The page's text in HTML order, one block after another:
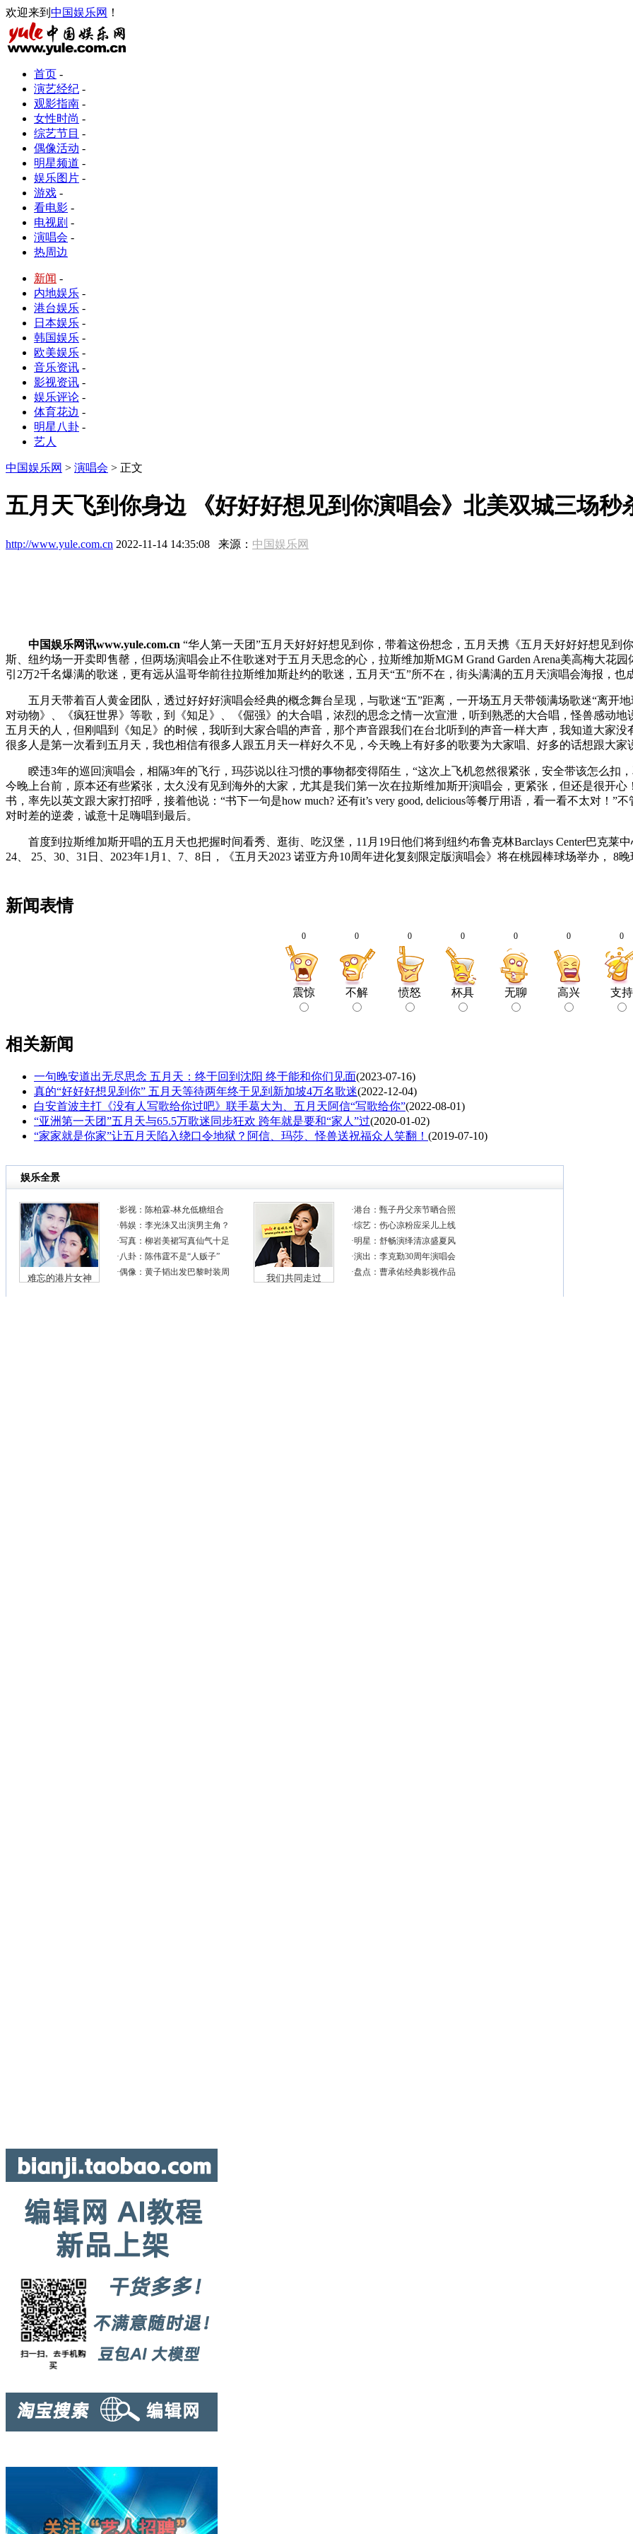
欢迎来到 中国娱乐网 ！
首页 -
演艺经纪 -
观影指南 -
女性时尚 -
综艺节目 -
偶像活动 -
明星频道 -
娱乐图片 -
游戏 -
看电影 -
电视剧 -
演唱会 -
热周边
新闻 -
内地娱乐 -
港台娱乐 -
日本娱乐 -
韩国娱乐 -
欧美娱乐 -
音乐资讯 -
影视资讯 -
娱乐评论 -
体育花边 -
明星八卦 -
艺人
中国娱乐网 > 演唱会 > 正文
五月天飞到你身边 《好好好想见到你演唱会》北美双城三场秒
http://www.yule.com.cn 2022-11-14 14:35:08 来源： 中国娱乐网
中国娱乐网讯www.yule.com.cn “华人第一天团”五月天好好好想见到你，带着这份想念，五月天携《五月天好好好想见到
斯、纽约场一开卖即售罄，但两场演唱会止不住歌迷对于五月天思念的心，拉斯维加斯MGM Grand Garden Arena美高梅大花
引2万2千名爆满的歌迷，更有远从温哥华前往拉斯维加斯赴约的歌迷，五月天“五”所不在，街头满满的五月天演唱会海报，也
五月天带着百人黄金团队，透过好好好演唱会经典的概念舞台呈现，与歌迷“五”距离，一开场五月天带领满场歌迷“离开
对动物》、《疯狂世界》等歌，到《知足》、《倔强》的大合唱，浓烈的思念之情一次宣泄，听到熟悉的大合唱，怪兽感动
五月天的人，但刚唱到《知足》的时候，我听到大家合唱的声音，那个声音跟我们在台北听到的声音一样大声，我知道大家
很多人是第一次看到五月天，我也相信有很多人跟五月天一样好久不见，今天晚上有好多的歌要为大家唱、好多的话想跟大
睽违3年的巡回演唱会，相隔3年的飞行，玛莎说以往习惯的事物都变得陌生，“这次上飞机忽然很紧张，安全带该怎么扣
今晚上台前，原本还有些紧张，太久没有见到海外的大家，尤其是我们第一次在拉斯维加斯开演唱会，更紧张，但还是很开
书，率先以英文跟大家打招呼，接着他说：“书下一句是how much? 还有it’s very good, delicious等餐厅用语，看一看不太对！
对时差的逆袭，诚意十足嗨唱到最后。
首度到拉斯维加斯开唱的五月天也把握时间看秀、逛街、吃汉堡，11月19日他们将到纽约布鲁克林Barclays Center巴克莱
24、 25、30、31日、2023年1月1、7、8日，《五月天2023 诺亚方舟10周年进化复刻限定版演唱会》将在桃园棒球场举办， 8
新闻表情
0
震惊
0
不解
0
愤怒
0
杯具
0
无聊
0
高兴
0
支持
相关新闻
一句晚安道出无尽思念 五月天：终于回到沈阳 终于能和你们见面(2023-07-16)
真的“好好好想见到你” 五月天等待两年终于见到新加坡4万名歌迷(2022-12-04)
白安首波主打《没有人写歌给你过吧》联手葛大为、五月天阿信“写歌给你”(2022-08-01)
“亚洲第一天团”五月天与65.5万歌迷同步狂欢 跨年就是要和“家人”过(2020-01-02)
“家家就是你家”让五月天陷入绕口令地狱？阿信、玛莎、怪兽送祝福众人笑翻！ (2019-07-10)